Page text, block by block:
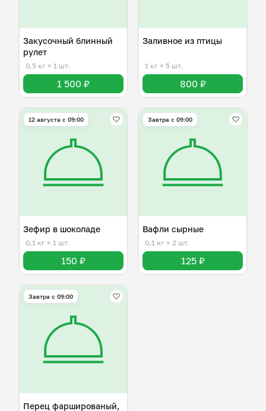
Закусочный блинный
рулет
0,5 кг ≈ 1 шт.
1 500 ₽
Заливное из птицы
1 кг ≈ 5 шт.
800 ₽
12 августа с 09:00
Зефир в шоколаде
0,1 кг ≈ 1 шт.
150 ₽
Завтра c 09:00
Вафли сырные
0,1 кг ≈ 2 шт.
125 ₽
Завтра c 09:00
Перец фаршированый,